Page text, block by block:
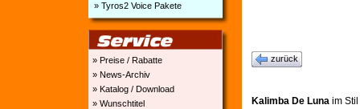
» Tyros2 Voice Pakete
» Preise / Rabatte
» News-Archiv
» Katalog / Download
» Wunschtitel
zurück
Kalimba De Luna im